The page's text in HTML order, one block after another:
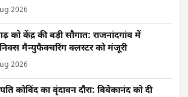
2026
को केंद्र की बड़ी सौगात: राजनांदगांव में
मैन्युफैक्चरिंग क्लस्टर को मंजूरी
2026
कोविंद का वृंदावन दौरा: विवेकानंद को दी